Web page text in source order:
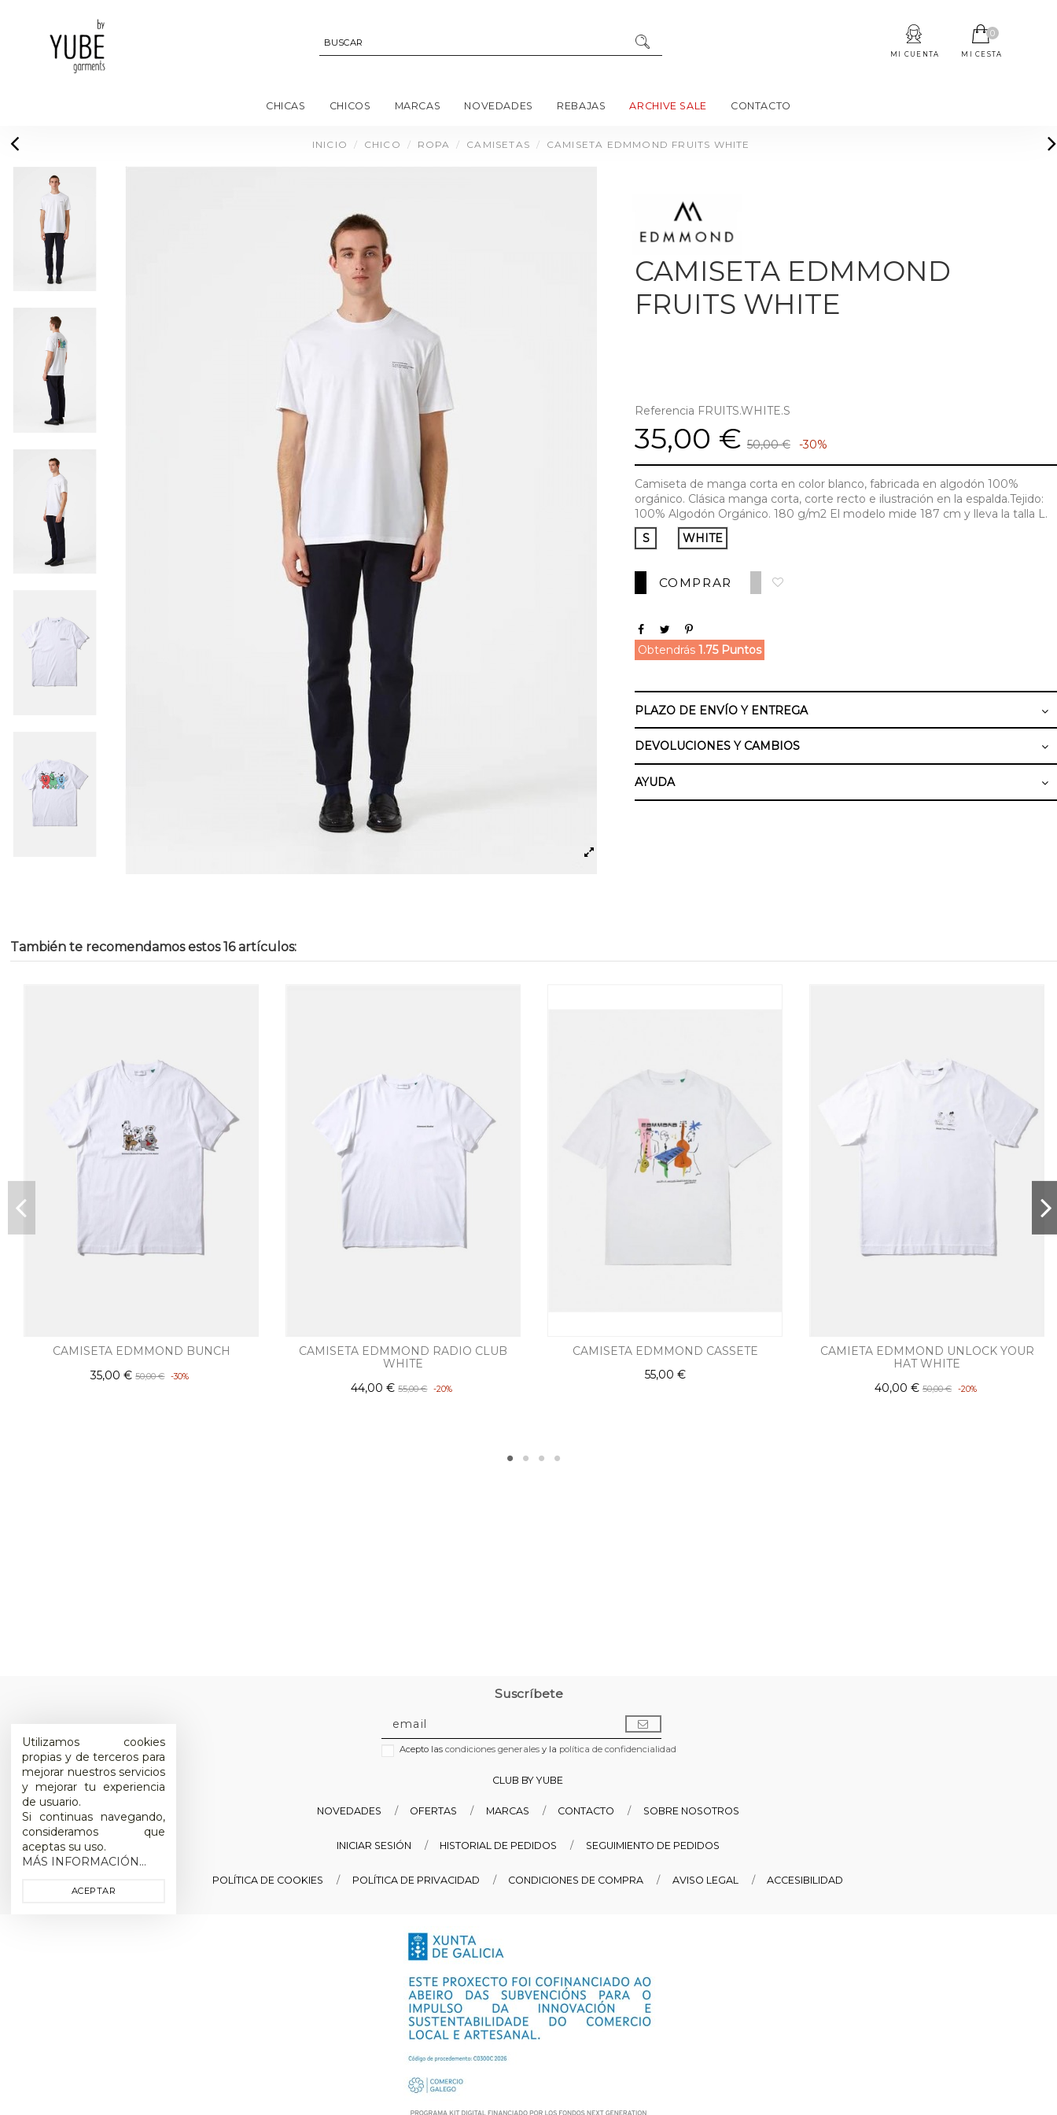
MI CUENTA
0
MI CESTA
CHICAS CHICOS MARCAS NOVEDADES REBAJAS ARCHIVE SALE CONTACTO
INICIO CHICO ROPA CAMISETAS CAMISETA EDMMOND FRUITS WHITE
CAMISETA EDMMOND
FRUITS WHITE
Referencia FRUITS.WHITE.S
35,00 € 50,00 € -30%
Camiseta de manga corta en color blanco, fabricada en algodón 100%
orgánico. Clásica manga corta, corte recto e ilustración en la espalda.Tejido:
100% Algodón Orgánico. 180 g/m2 El modelo mide 187 cm y lleva la talla L.
S
WHITE
COMPRAR
Obtendrás1.75 Puntos
PLAZO DE ENVÍO Y ENTREGA
DEVOLUCIONES Y CAMBIOS
AYUDA
También te recomendamos estos 16 artículos:
CAMISETA EDMMOND BUNCH
35,00 € 50,00 € -30%
CAMISETA EDMMOND RADIO CLUB
WHITE
44,00 € 55,00 € -20%
CAMISETA EDMMOND CASSETE
55,00 €
CAMIETA EDMMOND UNLOCK YOUR
HAT WHITE
40,00 € 50,00 € -20%
Suscríbete
Acepto las condiciones generalesy la política de confidencialidad
CLUB BY YUBE
NOVEDADES OFERTAS MARCAS CONTACTO SOBRE NOSOTROS
INICIAR SESIÓN HISTORIAL DE PEDIDOS SEGUIMIENTO DE PEDIDOS
POLÍTICA DE COOKIES POLÍTICA DE PRIVACIDAD CONDICIONES DE COMPRA AVISO LEGAL ACCESIBILIDAD
Utilizamos cookies
propias y de terceros para
mejorar nuestros servicios
y mejorar tu experiencia
de usuario.
Si continuas navegando,
consideramos que
aceptas su uso.
MÁS INFORMACIÓN...
ACEPTAR